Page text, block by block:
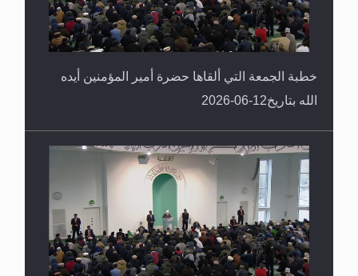
خطبة الجمعة التي ألقاها حضرة أمير المؤمنين أيده
الله بتاريخ12-06-2026